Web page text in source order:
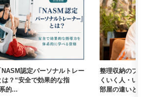
認定パーソナルトレー
は？“安全で効果的な指
的...
整理収納のプ
くいく人・い
部屋の違いとは